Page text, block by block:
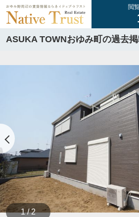
閲
ASUKA TOWNおゆみ町の過去
1 / 2